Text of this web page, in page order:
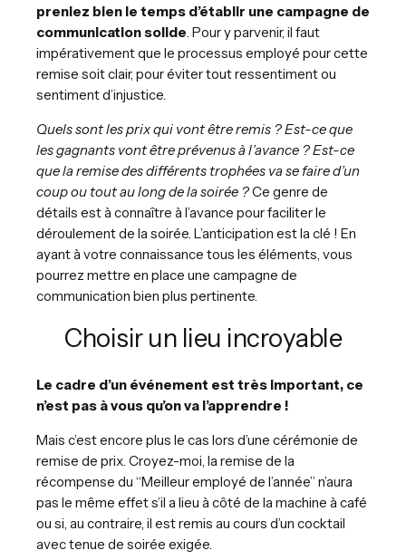
preniez bien le temps d’établir une campagne de
communication solide . Pour y parvenir, il faut
impérativement que le processus employé pour cette
remise soit clair, pour éviter tout ressentiment ou
sentiment d’injustice.
Quels sont les prix qui vont être remis ? Est-ce que
les gagnants vont être prévenus à l’avance ? Est-ce
que la remise des différents trophées va se faire d’un
coup ou tout au long de la soirée ?Ce genre de
détails est à connaître à l’avance pour faciliter le
déroulement de la soirée. L’anticipation est la clé ! En
ayant à votre connaissance tous les éléments, vous
pourrez mettre en place une campagne de
communication bien plus pertinente.
Choisir un lieu incroyable
Le cadre d’un événement est très important, ce
n’est pas à vous qu’on va l’apprendre !
Mais c’est encore plus le cas lors d’une cérémonie de
remise de prix. Croyez-moi, la remise de la
récompense du “Meilleur employé de l’année” n’aura
pas le même effet s’il a lieu à côté de la machine à café
ou si, au contraire, il est remis au cours d’un cocktail
avec tenue de soirée exigée.